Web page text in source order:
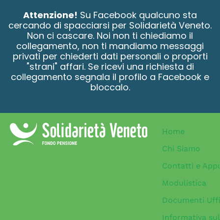
Attenzione! Su Facebook qualcuno sta
cercando di spacciarsi per Solidarietà Veneto.
Non ci cascare. Noi non ti chiediamo il
collegamento, non ti mandiamo messaggi
privati per chiederti dati personali o proporti
"strani" affari. Se ricevi una richiesta di
collegamento segnala il profilo a Facebook e
bloccalo.
Home
Chi Siamo
Contatti e
Modulistica
Documenti
Informativa